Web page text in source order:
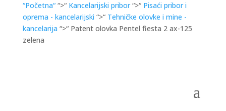
“Početna““>“ Kancelarijski pribor“>“ Pisaći pribor i
oprema - kancelarijski “>“ Tehničke olovke i mine -
kancelarija “>“ Patent olovka Pentel fiesta 2 ax-125
zelena